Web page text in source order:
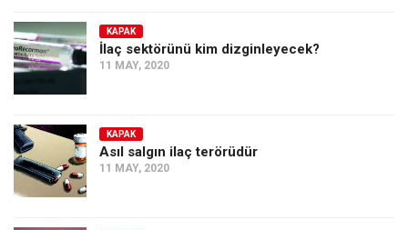
Düşünce
Dosyalar
KAPAK
İlaç sektörünü kim dizginleyecek?
11 MAY, 2020
KAPAK
Asıl salgın ilaç terörüdür
11 MAY, 2020